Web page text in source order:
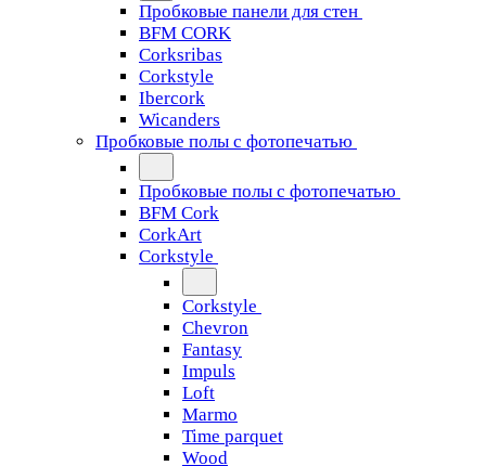
Пробковые панели для стен
BFM CORK
Corksribas
Corkstyle
Ibercork
Wicanders
Пробковые полы с фотопечатью
Пробковые полы с фотопечатью
BFM Cork
CorkArt
Corkstyle
Corkstyle
Chevron
Fantasy
Impuls
Loft
Marmo
Time parquet
Wood